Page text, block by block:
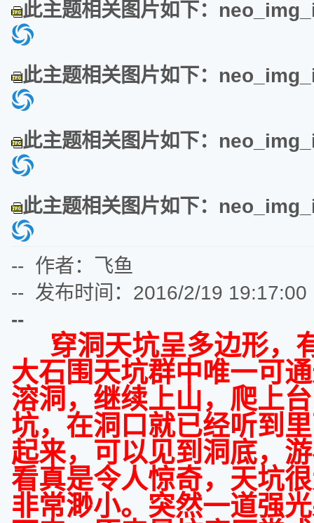
此主题相关图片如下：
此主题相关图片如下：
此主题相关图片如下：
此主题相关图片如下：
-- 作者：飞鱼
-- 发布时间：2016/2/19 19:17:00
--
穿洞天坑呈多边形，
大石围天坑群中唯一可
溶洞，继续上山，爬上
坑，在洞口就已经听到
起来，可以见到洞底，
看真是令人惊奇，天坑
非常渺小。突然一道强